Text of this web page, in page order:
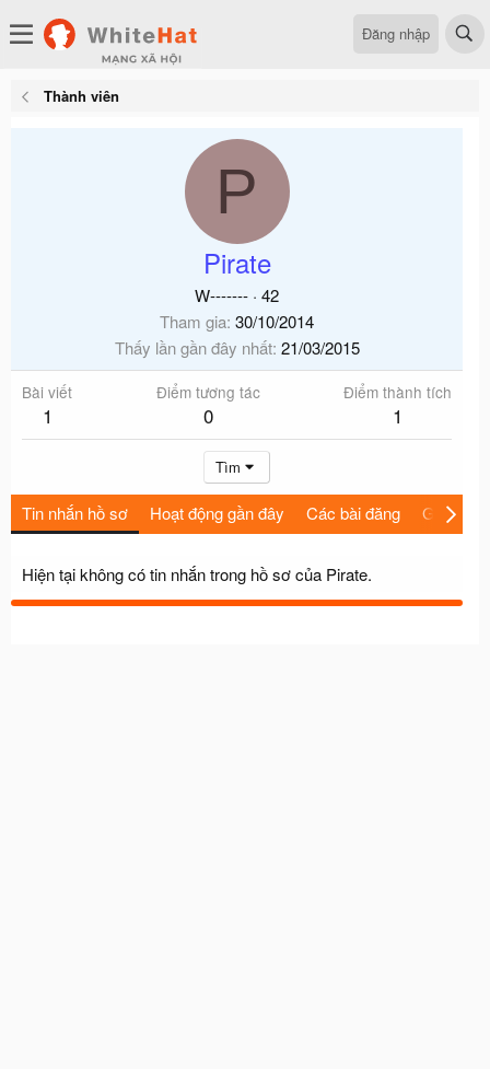
Đăng nhập
Thành viên
P
Pirate
W------- · 42
Tham gia 30/10/2014
Thấy lần gần đây nhất 21/03/2015
Bài viết
1
Điểm tương tác
0
Điểm thành tích
1
Tìm
Tin nhắn hồ sơ Hoạt động gần đây Các bài đăng Giới thiệu
Hiện tại không có tin nhắn trong hồ sơ của Pirate.